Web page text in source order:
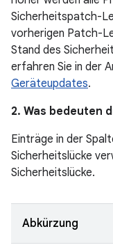
Sicherheitspatch-
vorherigen Patch-
Stand des
erfahren Sie in der
Geräteupdates.
2. Was bedeuten
Einträge in der
Sicherheitslücke
Sicherheitslücke.
Abkürzung